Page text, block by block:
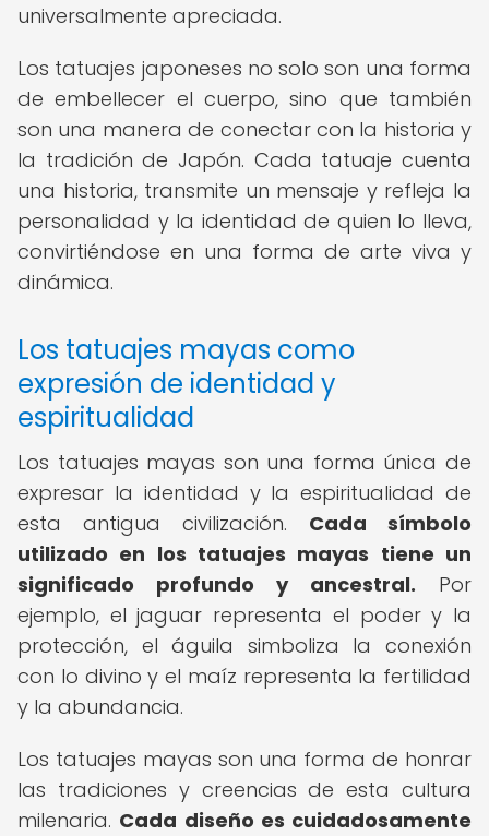
universalmente apreciada.
Los tatuajes japoneses no solo son una forma
de embellecer el cuerpo, sino que también
son una manera de conectar con la historia y
la tradición de Japón. Cada tatuaje cuenta
una historia, transmite un mensaje y refleja la
personalidad y la identidad de quien lo lleva,
convirtiéndose en una forma de arte viva y
dinámica.
Los tatuajes mayas como
expresión de identidad y
espiritualidad
Los tatuajes mayas son una forma única de
expresar la identidad y la espiritualidad de
esta antigua civilización. Cada símbolo
utilizado en los tatuajes mayas tiene un
significado profundo y ancestral. Por
ejemplo, el jaguar representa el poder y la
protección, el águila simboliza la conexión
con lo divino y el maíz representa la fertilidad
y la abundancia.
Los tatuajes mayas son una forma de honrar
las tradiciones y creencias de esta cultura
milenaria. Cada diseño es cuidadosamente